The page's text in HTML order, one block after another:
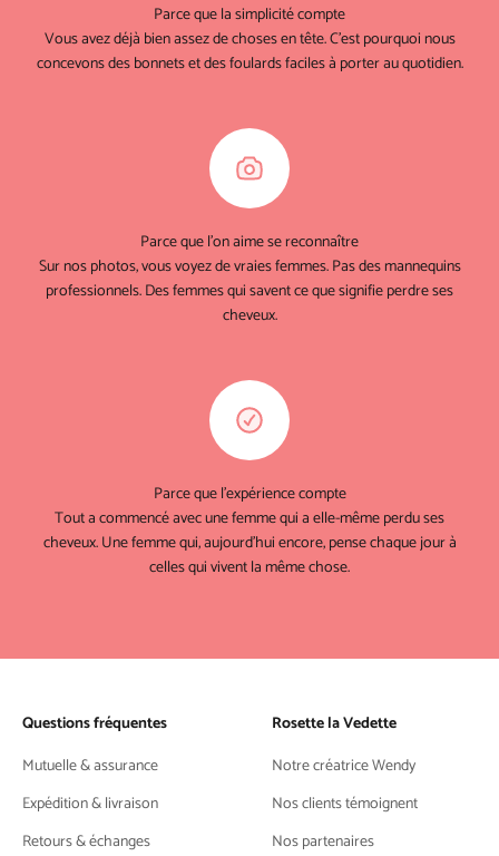
Parce que la simplicité compte
Vous avez déjà bien assez de choses en tête. C'est pourquoi nous
concevons des bonnets et des foulards faciles à porter au quotidien.
Parce que l'on aime se reconnaître
Sur nos photos, vous voyez de vraies femmes. Pas des mannequins
professionnels. Des femmes qui savent ce que signifie perdre ses
cheveux.
Parce que l'expérience compte
Tout a commencé avec une femme qui a elle-même perdu ses
cheveux. Une femme qui, aujourd'hui encore, pense chaque jour à
celles qui vivent la même chose.
Questions fréquentes
Mutuelle & assurance
Expédition & livraison
Retours & échanges
Rosette la Vedette
Notre créatrice Wendy
Nos clients témoignent
Nos partenaires